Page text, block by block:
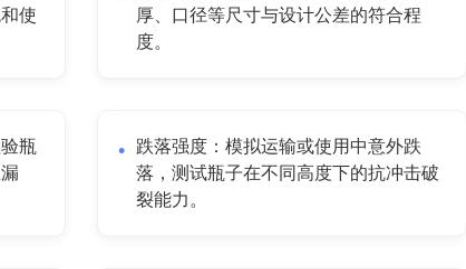
使
厚、口径等尺寸与设计公差的符合程
度。
瓶
跌落强度：模拟运输或使用中意外跌
落，测试瓶子在不同高度下的抗冲击破
裂能力。